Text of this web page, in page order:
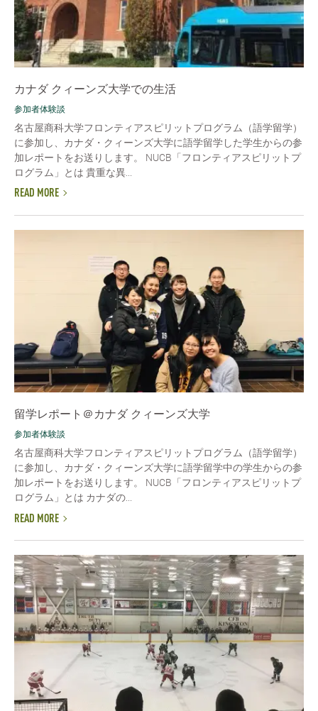
カナダ クィーンズ大学での生活
参加者体験談
名古屋商科大学フロンティアスピリットプログラム（語学留学）
に参加し、カナダ・クィーンズ大学に語学留学した学生からの参
加レポートをお送りします。 NUCB「フロンティアスピリットプ
ログラム」とは 貴重な異...
READ MORE
留学レポート＠カナダ クィーンズ大学
参加者体験談
名古屋商科大学フロンティアスピリットプログラム（語学留学）
に参加し、カナダ・クィーンズ大学に語学留学中の学生からの参
加レポートをお送りします。 NUCB「フロンティアスピリットプ
ログラム」とは カナダの...
READ MORE